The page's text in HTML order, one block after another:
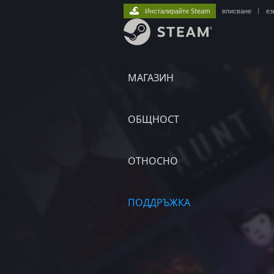
МАГАЗИН
ОБЩНОСТ
ОТНОСНО
ПОДДРЪЖКА
Инсталирайте Steam вписване